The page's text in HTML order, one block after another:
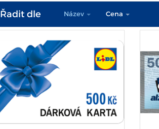
Řadit dle Název Cena